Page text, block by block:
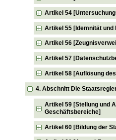
Artikel 54
Artikel 55 [Idemnität
Artikel 56
Artikel 57
Artikel 58 [Auflösung
4. Abschnitt Die
Artikel 59 [Stellung und
Geschäftsbereiche]
Artikel 60 [Bildung der